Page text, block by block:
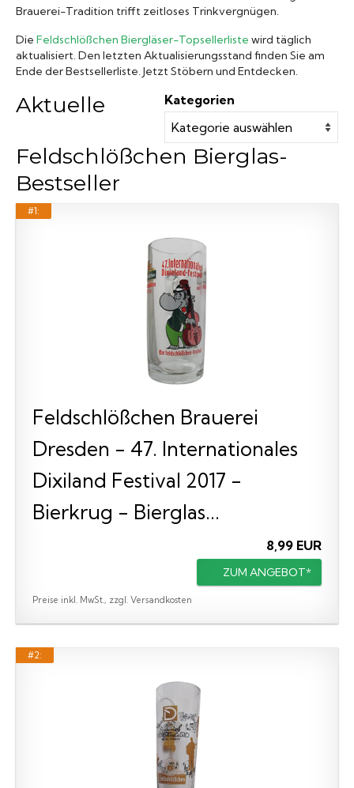
Partyfässer
Brauerei-Tradition trifft zeitloses Trinkvergnügen.
Die Feldschlößchen Biergläser-Topsellerliste wird täglich
aktualisiert. Den letzten Aktualisierungsstand finden Sie am
Ende der Bestsellerliste. Jetzt Stöbern und Entdecken.
Kategorien
Aktuelle
Feldschlößchen Bierglas-
Bestseller
#1:
Feldschlößchen Brauerei
Dresden - 47. Internationales
Dixiland Festival 2017 -
Bierkrug - Bierglas...
8,99 EUR
ZUM ANGEBOT*
Preise inkl. MwSt., zzgl. Versandkosten
#2: